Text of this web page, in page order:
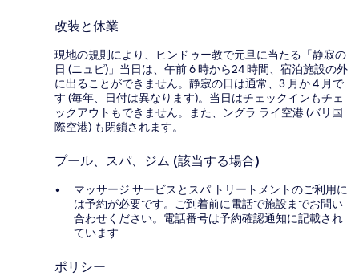
改装と休業
現地の規則により、ヒンドゥー教で元旦に当たる「静寂の
日 (ニュピ)」当日は、午前 6 時から24 時間、宿泊施設の外
に出ることができません。静寂の日は通常、3 月か 4 月で
す (毎年、日付は異なります)。当日はチェックインもチェ
ックアウトもできません。また、ングラ ライ空港 (バリ国
際空港) も閉鎖されます。
プール、スパ、ジム (該当する場合)
マッサージ サービスとスパ トリートメントのご利用に
は予約が必要です。ご到着前に電話で施設までお問い
合わせください。電話番号は予約確認通知に記載され
ています
ポリシー